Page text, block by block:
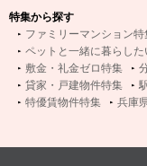
特集から探す
ファミリーマンション特
ペットと一緒に暮らした
敷金・礼金ゼロ特集
貸家・戸建物件特集
特優賃物件特集
兵庫